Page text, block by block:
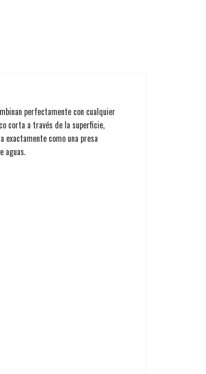
perfectamente con cualquier
corta a través de la superficie,
exactamente como una presa
aguas.